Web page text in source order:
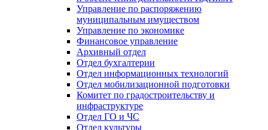
Управление по распоряжению
муниципальным имуществом
Управление по экономике
Финансовое управление
Архивный отдел
Отдел бухгалтерии
Отдел информационных технологий
Отдел мобилизационной подготовки
Комитет по градостроительству и
инфраструктуре
Отдел ГО и ЧС
Отдел культуры